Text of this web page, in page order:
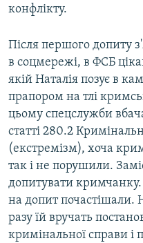
конфлікту.
Після першого допиту
в соцмережі, в ФСБ
якій Наталія позує в
прапором на тлі
цьому спецслужби
статті 280.2
(екстремізм), хоча
так і не порушили.
допитувати
на допит почастішали.
разу їй вручать
кримінальної справи і